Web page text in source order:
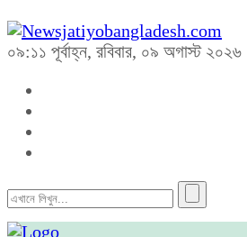
০৯:১১ পূর্বাহ্ন, রবিবার, ০৯ অগাস্ট ২০২৬